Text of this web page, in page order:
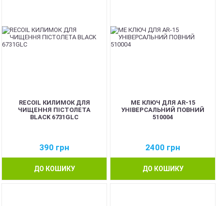
RECOIL КИЛИМОК ДЛЯ
ЧИЩЕННЯ ПІСТОЛЕТА
BLACK 6731GLC
390 грн
ДО КОШИКУ
ME КЛЮЧ ДЛЯ AR-15
УНІВЕРСАЛЬНИЙ ПОВНИЙ
510004
2400 грн
ДО КОШИКУ